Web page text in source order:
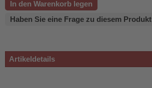
In den Warenkorb legen
Haben Sie eine Frage zu diesem
Artikeldetails